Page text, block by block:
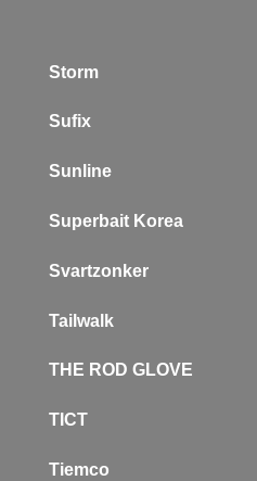
Storm
Sufix
Sunline
Superbait Korea
Svartzonker
Tailwalk
THE ROD GLOVE
TICT
Tiemco